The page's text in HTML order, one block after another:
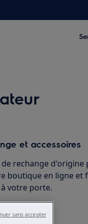
et accessoires
de rechange
boutique en ligne et
votre porte.
sans accepter